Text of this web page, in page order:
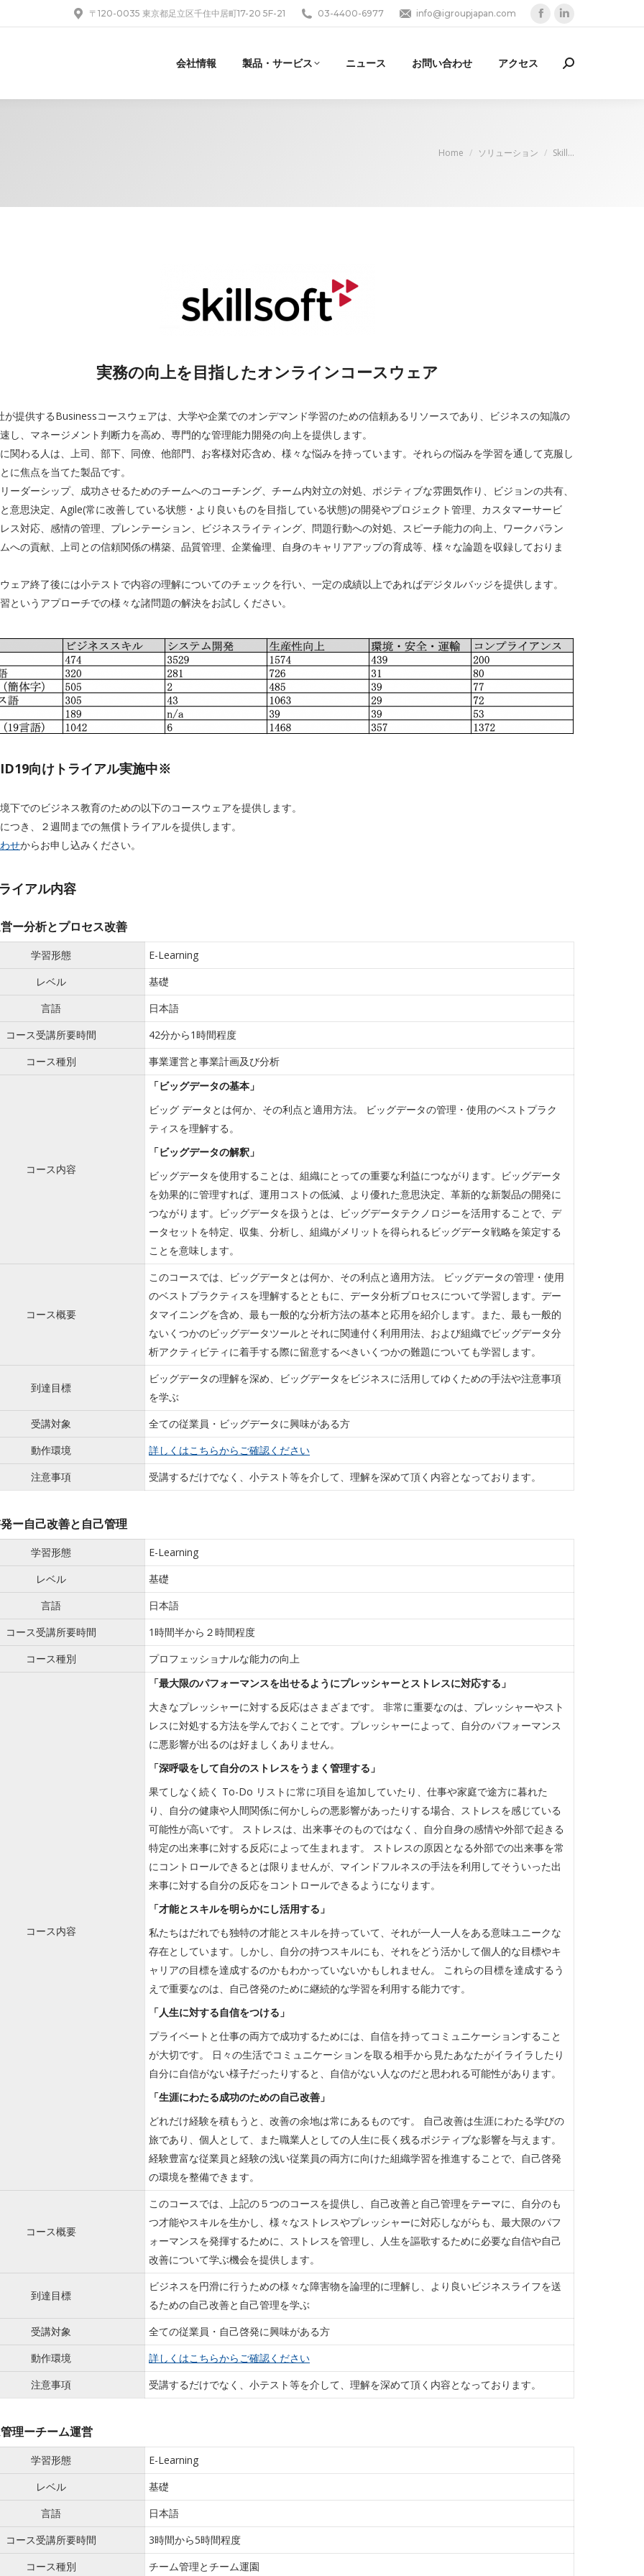
〒120-0035 東京都足立区千住中居町17-20 5F-21 03-4400-6977 info@igroupjapan.com
opensopens
会社情報 製品・サービス ニュース お問い合わせ アクセス Search:
You are here:
Home ソリューション Skill…
実務の向上を目指したオンラインコースウェア
提供するBusinessコースウェアは、大学や企業でのオンデマンド学習のための信頼あるリソースであり、ビジネスの知識の
し、マネージメント判断力を高め、専門的な管理能力開発の向上を提供します。
関わる人は、上司、部下、同僚、他部門、お客様対応含め、様々な悩みを持っています。それらの悩みを学習を通して克服し
に焦点を当てた製品です。
ーダーシップ、成功させるためのチームへのコーチング、チーム内対立の対処、ポジティブな雰囲気作り、ビジョンの共有、
意思決定、Agile(常に改善している状態・より良いものを目指している状態)の開発やプロジェクト管理、カスタマーサービ
ス対応、感情の管理、プレンテーション、ビジネスライティング、問題行動への対処、スピーチ能力の向上、ワークバラン
への貢献、上司との信頼関係の構築、品質管理、企業倫理、自身のキャリアアップの育成等、様々な論題を収録しておりま
ェア終了後には小テストで内容の理解についてのチェックを行い、一定の成績以上であればデジタルバッジを提供します。
というアプローチでの様々な諸問題の解決をお試しください。
向けトライアル実施中※
下でのビジネス教育のための以下のコースウェアを提供します。
つき、２週間までの無償トライアルを提供します。
せからお申し込みください。
イアル内容
ー分析とプロセス改善
学習形態
E-Learning
レベル
基礎
言語
日本語
コース受講所要時間
42分から1時間程度
コース種別
事業運営と事業計画及び分析
コース内容
「ビッグデータの基本」
ビッグ データとは何か、その利点と適用方法。 ビッグデータの管理・使用のベストプラク
ティスを理解する。
「ビッグデータの解釈」
ビッグデータを使用することは、組織にとっての重要な利益につながります。ビッグデータ
を効果的に管理すれば、運用コストの低減、より優れた意思決定、革新的な新製品の開発に
つながります。ビッグデータを扱うとは、ビッグデータテクノロジーを活用することで、デ
ータセットを特定、収集、分析し、組織がメリットを得られるビッグデータ戦略を策定する
ことを意味します。
コース概要
このコースでは、ビッグデータとは何か、その利点と適用方法。 ビッグデータの管理・使用
のベストプラクティスを理解するとともに、データ分析プロセスについて学習します。デー
タマイニングを含め、最も一般的な分析方法の基本と応用を紹介します。また、最も一般的
ないくつかのビッグデータツールとそれに関連付く利用用法、および組織でビッグデータ分
析アクティビティに着手する際に留意するべきいくつかの難題についても学習します。
到達目標
ビッグデータの理解を深め、ビッグデータをビジネスに活用してゆくための手法や注意事項
を学ぶ
受講対象
全ての従業員・ビッグデータに興味がある方
動作環境
詳しくはこちらからご確認ください
注意事項
受講するだけでなく、小テスト等を介して、理解を深めて頂く内容となっております。
ー自己改善と自己管理
学習形態
E-Learning
レベル
基礎
言語
日本語
コース受講所要時間
1時間半から２時間程度
コース種別
プロフェッショナルな能力の向上
コース内容
「最大限のパフォーマンスを出せるようにプレッシャーとストレスに対応する」
大きなプレッシャーに対する反応はさまざまです。 非常に重要なのは、プレッシャーやスト
レスに対処する方法を学んでおくことです。プレッシャーによって、自分のパフォーマンス
に悪影響が出るのは好ましくありません。
「深呼吸をして自分のストレスをうまく管理する」
果てしなく続く To-Do リストに常に項目を追加していたり、仕事や家庭で途方に暮れた
り、自分の健康や人間関係に何かしらの悪影響があったりする場合、ストレスを感じている
可能性が高いです。 ストレスは、出来事そのものではなく、自分自身の感情や外部で起きる
特定の出来事に対する反応によって生まれます。 ストレスの原因となる外部での出来事を常
にコントロールできるとは限りませんが、マインドフルネスの手法を利用してそういった出
来事に対する自分の反応をコントロールできるようになります。
「才能とスキルを明らかにし活用する」
私たちはだれでも独特の才能とスキルを持っていて、それが一人一人をある意味ユニークな
存在としています。しかし、自分の持つスキルにも、それをどう活かして個人的な目標やキ
ャリアの目標を達成するのかもわかっていないかもしれません。 これらの目標を達成するう
えで重要なのは、自己啓発のために継続的な学習を利用する能力です。
「人生に対する自信をつける」
プライベートと仕事の両方で成功するためには、自信を持ってコミュニケーションすること
が大切です。 日々の生活でコミュニケーションを取る相手から見たあなたがイライラしたり
自分に自信がない様子だったりすると、自信がない人なのだと思われる可能性があります。
「生涯にわたる成功のための自己改善」
どれだけ経験を積もうと、改善の余地は常にあるものです。 自己改善は生涯にわたる学びの
旅であり、個人として、また職業人としての人生に長く残るポジティブな影響を与えます。
経験豊富な従業員と経験の浅い従業員の両方に向けた組織学習を推進することで、自己啓発
の環境を整備できます。
コース概要
このコースでは、上記の５つのコースを提供し、自己改善と自己管理をテーマに、自分のも
つ才能やスキルを生かし、様々なストレスやプレッシャーに対応しながらも、最大限のパフ
ォーマンスを発揮するために、ストレスを管理し、人生を謳歌するために必要な自信や自己
改善について学ぶ機会を提供します。
到達目標
ビジネスを円滑に行うための様々な障害物を論理的に理解し、より良いビジネスライフを送
るための自己改善と自己管理を学ぶ
受講対象
全ての従業員・自己啓発に興味がある方
動作環境
詳しくはこちらからご確認ください
注意事項
受講するだけでなく、小テスト等を介して、理解を深めて頂く内容となっております。
理ーチーム運営
学習形態
E-Learning
レベル
基礎
言語
日本語
コース受講所要時間
3時間から5時間程度
コース種別
チーム管理とチーム運園